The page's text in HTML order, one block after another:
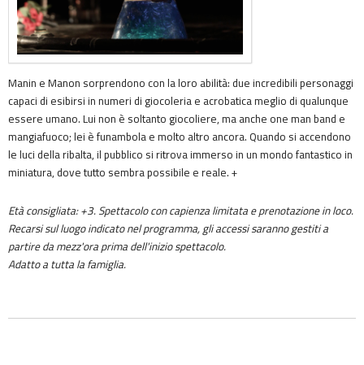
Manin e Manon sorprendono con la loro abilità: due incredibili personaggi
capaci di esibirsi in numeri di giocoleria e acrobatica meglio di qualunque
essere umano. Lui non è soltanto giocoliere, ma anche one man band e
mangiafuoco; lei è funambola e molto altro ancora. Quando si accendono
le luci della ribalta, il pubblico si ritrova immerso in un mondo fantastico in
miniatura, dove tutto sembra possibile e reale. +
Età consigliata: +3. Spettacolo con capienza limitata e prenotazione in loco.
Recarsi sul luogo indicato nel programma, gli accessi saranno gestiti a
partire da mezz'ora prima dell'inizio spettacolo.
Adatto a tutta la famiglia.